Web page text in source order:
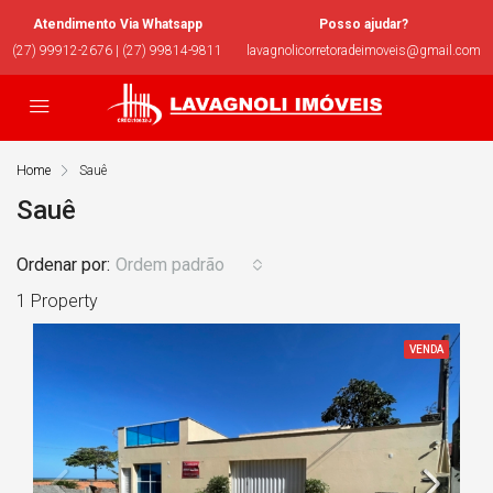
Atendimento Via Whatsapp
(27) 99912-2676 | (27) 99814-9811
Posso ajudar?
lavagnolicorretoradeimoveis@gmail.com
Home Sauê
Sauê
1 Property
Ordenar por: Ordem padrão
VENDA